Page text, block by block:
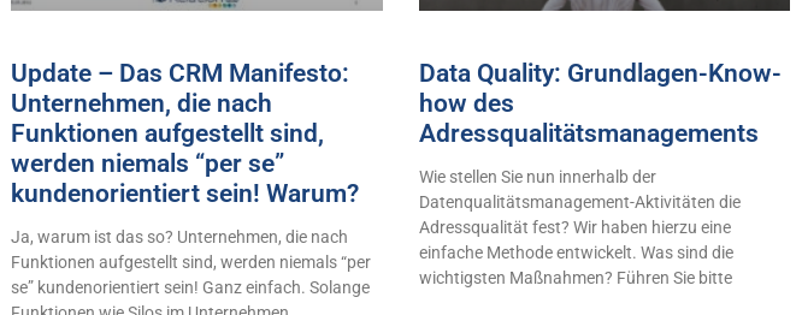
Update – Das CRM Manifesto:
Unternehmen, die nach
Funktionen aufgestellt sind,
werden niemals “per se”
kundenorientiert sein! Warum?
Ja, warum ist das so? Unternehmen, die nach
Funktionen aufgestellt sind, werden niemals “per
se” kundenorientiert sein! Ganz einfach. Solange
Data Quality: Grundlagen-Know-
how des
Adressqualitätsmanagements
Wie stellen Sie nun innerhalb der
Datenqualitätsmanagement-Aktivitäten die
Adressqualität fest? Wir haben hierzu eine
einfache Methode entwickelt. Was sind die
wichtigsten Maßnahmen? Führen Sie bitte